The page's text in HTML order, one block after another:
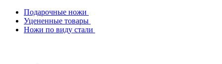
Подарочные ножи
Уцененные товары
Ножи по виду стали